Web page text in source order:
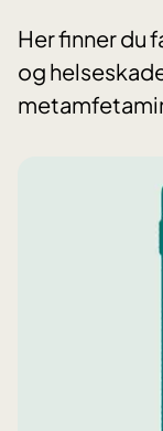
Her finner du
og